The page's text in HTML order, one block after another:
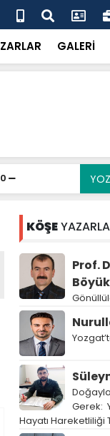
UMKE'ye
GALERİ
KÖŞE
Prof.
Gerek:
Hayatı Hareketliliği